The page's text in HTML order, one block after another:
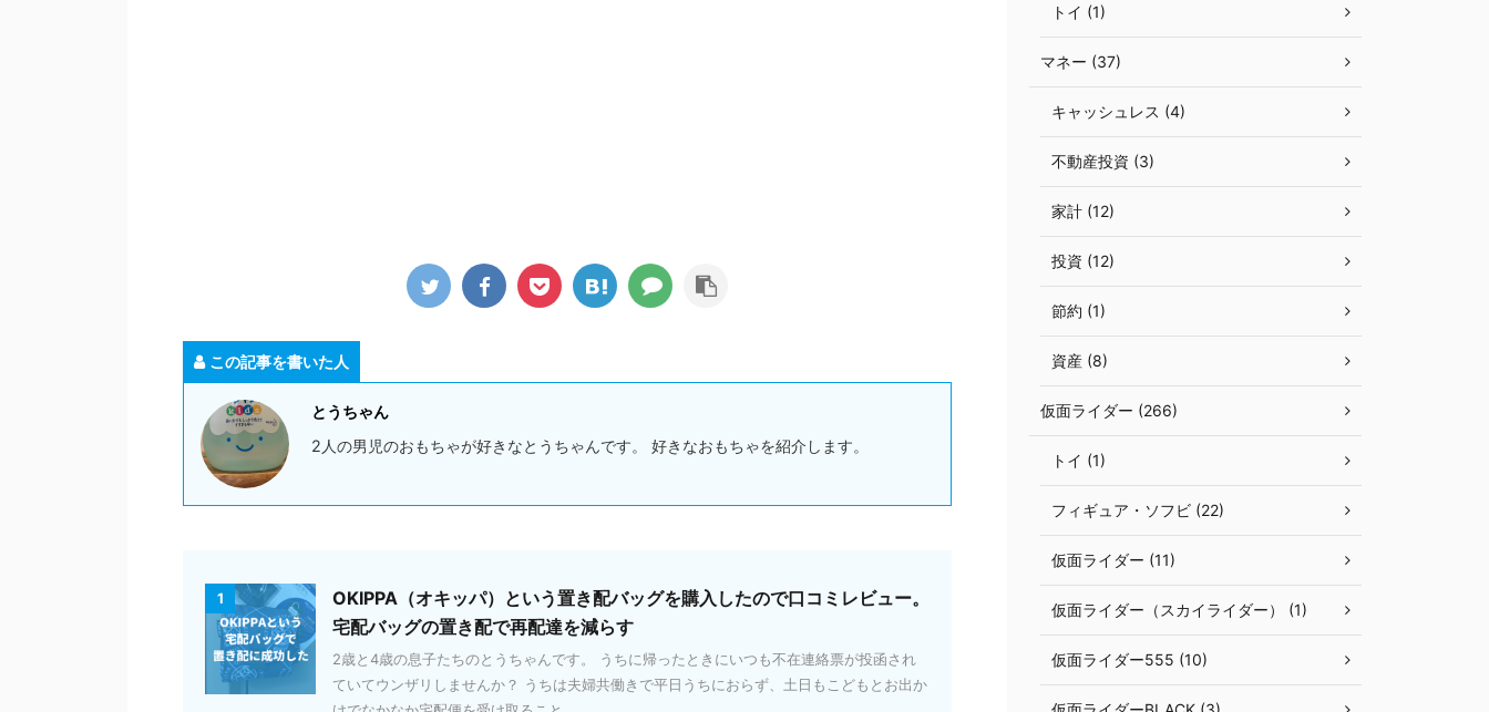
この記事を書いた人
とうちゃん
2人の男児のおもちゃが好きなとうちゃんです。 好きなおもちゃを紹介します。
1
OKIPPA（オキッパ）という置き配バッグを購入したので口コミレビュー。
宅配バッグの置き配で再配達を減らす
2歳と4歳の息子たちのとうちゃんです。 うちに帰ったときにいつも不在連絡票が投函され
ていてウンザリしませんか？ うちは夫婦共働きで平日うちにおらず、土日もこどもとお出か
トイ (1)
マネー (37)
キャッシュレス (4)
不動産投資 (3)
家計 (12)
投資 (12)
節約 (1)
資産 (8)
仮面ライダー (266)
トイ (1)
フィギュア・ソフビ (22)
仮面ライダー (11)
仮面ライダー（スカイライダー） (1)
仮面ライダー555 (10)